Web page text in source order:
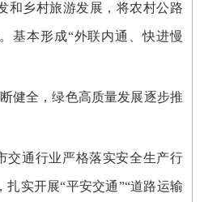
和乡村旅游发展，将农村公路
基本形成“外联内通、快进慢
健全，绿色高质量发展逐步推
交通行业严格落实安全生产行
实开展“平安交通”“道路运输